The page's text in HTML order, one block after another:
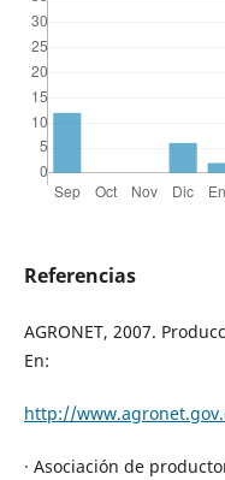
Referencias
AGRONET, 2007.
En:
http://
· Asociación de